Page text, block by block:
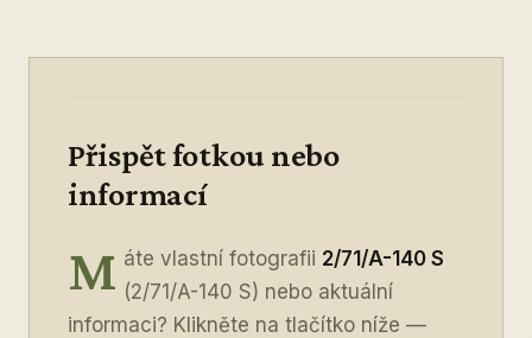
Přispět fotkou nebo
informací
M áte vlastní fotografii 2/71/A-140 S
(2/71/A-140 S) nebo aktuální
informaci? Klikněte na tlačítko níže —